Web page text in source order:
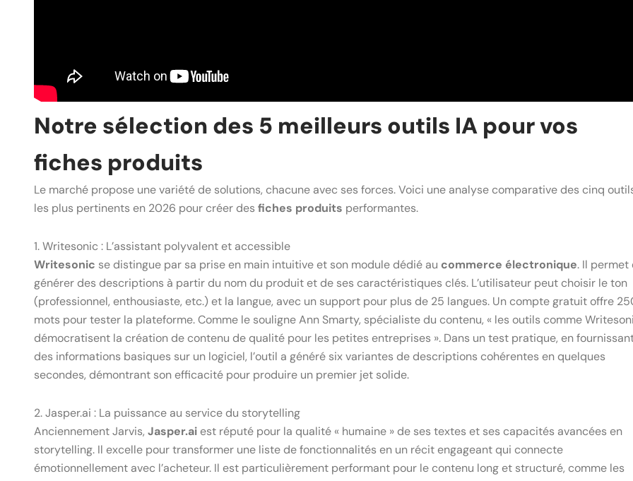
Notre sélection des 5 meilleurs outils IA pour vos
fiches produits
Le marché propose une variété de solutions, chacune avec ses forces. Voici une analyse comparative des cinq
les plus pertinents en 2026 pour créer desfiches produits performantes.
1. Writesonic : L’assistant polyvalent et accessible
Writesonic se distingue par sa prise en main intuitive et son module dédié au commerce électronique. Il permet
générer des descriptions à partir du nom du produit et de ses caractéristiques clés. L’utilisateur peut choisir le ton
(professionnel, enthousiaste, etc.) et la langue, avec un support pour plus de 25 langues. Un compte gratuit offre
mots pour tester la plateforme. Comme le souligne Ann Smarty, spécialiste du contenu, « les outils comme
démocratisent la création de contenu de qualité pour les petites entreprises ». Dans un test pratique, en
des informations basiques sur un logiciel, l’outil a généré six variantes de descriptions cohérentes en quelques
secondes, démontrant son efficacité pour produire un premier jet solide.
2. Jasper.ai : La puissance au service du storytelling
Anciennement Jarvis, Jasper.aiest réputé pour la qualité « humaine » de ses textes et ses capacités avancées en
storytelling. Il excelle pour transformer une liste de fonctionnalités en un récit engageant qui connecte
émotionnellement avec l’acheteur. Il est particulièrement performant pour le contenu long et structuré, comme les